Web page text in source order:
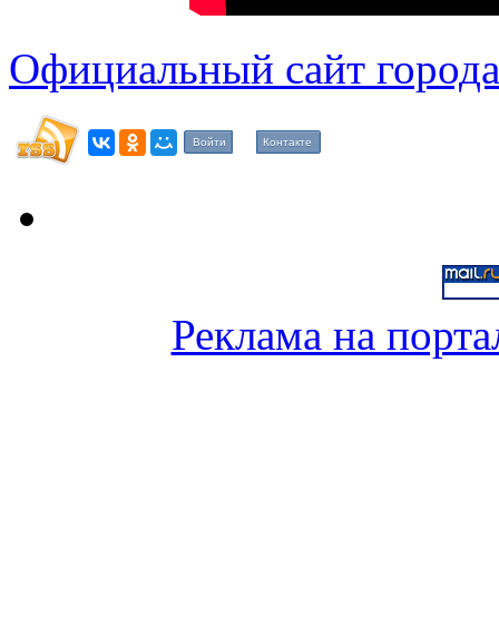
Официальный сайт
Войти Контакте
Реклама на